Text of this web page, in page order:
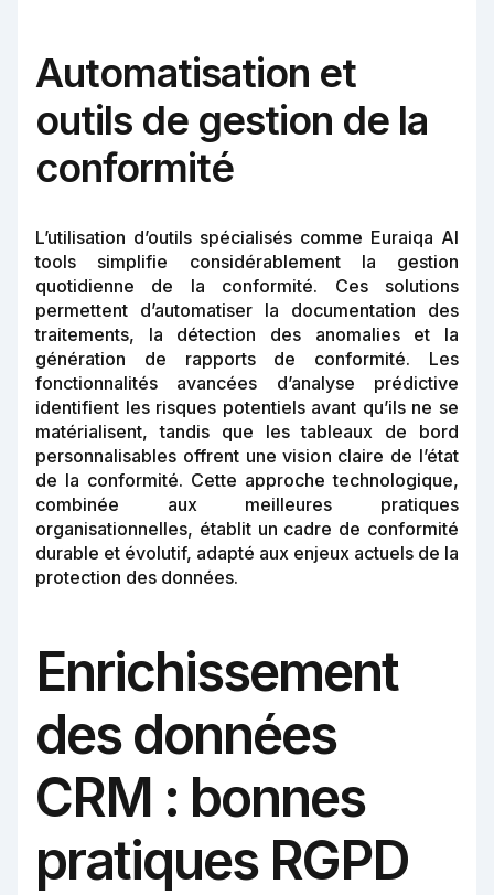
Automatisation et
outils de gestion de la
conformité
L’utilisation d’outils spécialisés comme Euraiqa AI
tools simplifie considérablement la gestion
quotidienne de la conformité. Ces solutions
permettent d’automatiser la documentation des
traitements, la détection des anomalies et la
génération de rapports de conformité. Les
fonctionnalités avancées d’analyse prédictive
identifient les risques potentiels avant qu’ils ne se
matérialisent, tandis que les tableaux de bord
personnalisables offrent une vision claire de l’état
de la conformité. Cette approche technologique,
combinée aux meilleures pratiques
organisationnelles, établit un cadre de conformité
durable et évolutif, adapté aux enjeux actuels de la
protection des données.
Enrichissement
des données
CRM : bonnes
pratiques RGPD